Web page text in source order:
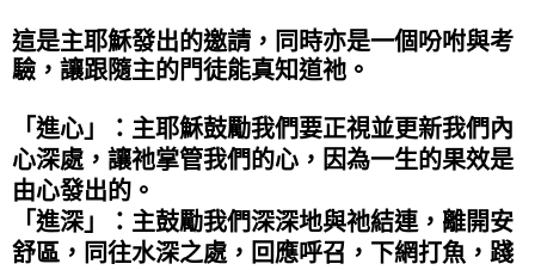
這是主耶穌發出的邀請，同時亦是一個吩咐與考
驗，讓跟隨主的門徒能真知道祂。
「進心」：主耶穌鼓勵我們要正視並更新我們內
心深處，讓祂掌管我們的心，因為一生的果效是
由心發出的。
「進深」：主鼓勵我們深深地與祂結連，離開安
舒區，同往水深之處，回應呼召，下網打魚，踐